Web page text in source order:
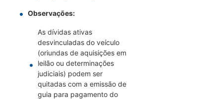
Observações:
As dívidas ativas
desvinculadas do veículo
(oriundas de aquisições em
leilão ou determinações
judiciais) podem ser
quitadas com a emissão de
guia para pagamento do